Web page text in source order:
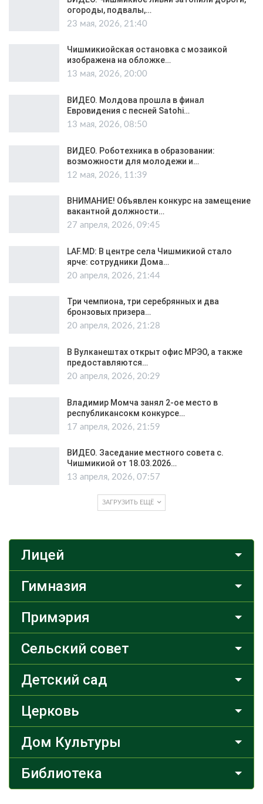
огороды, подвалы,…
23 мая, 2026, 21:40
Чишмикиойская остановка с мозаикой
изображена на обложке…
13 мая, 2026, 20:00
ВИДЕО. Молдова прошла в финал
Евровидения с песней Satohi…
13 мая, 2026, 08:50
ВИДЕО. Роботехника в образовании:
возможности для молодежи и…
12 мая, 2026, 11:39
ВНИМАНИЕ! Объявлен конкурс на замещение
вакантной должности…
27 апреля, 2026, 09:45
LAF.MD: В центре села Чишмикиой стало
ярче: сотрудники Дома…
20 апреля, 2026, 21:44
Три чемпиона, три серебрянных и два
бронзовых призера…
20 апреля, 2026, 21:28
В Вулканештах открыт офис МРЭО, а также
предоставляются…
20 апреля, 2026, 20:29
Владимир Момча занял 2-ое место в
республикансокм конкурсе…
17 апреля, 2026, 21:59
ВИДЕО. Заседание местного совета с.
Чишмикиой от 18.03.2026…
13 апреля, 2026, 07:57
ЗАГРУЗИТЬ ЕЩЁ
Лицей
Гимназия
Примэрия
Сельский совет
Детский сад
Церковь
Дом Культуры
Библиотека